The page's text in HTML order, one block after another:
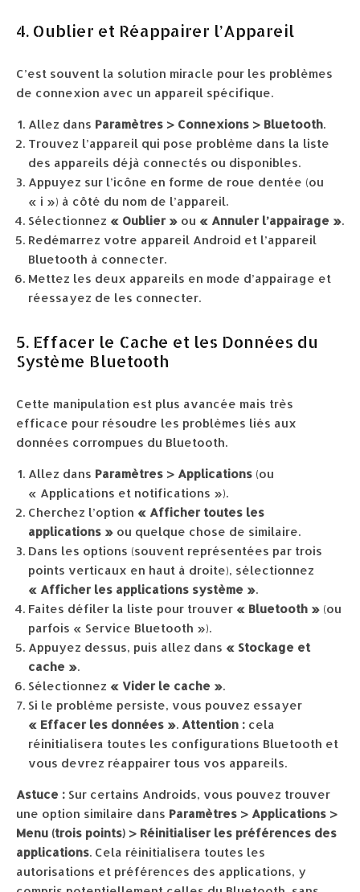
4. Oublier et Réappairer l’Appareil
C’est souvent la solution miracle pour les problèmes
de connexion avec un appareil spécifique.
Allez dans Paramètres > Connexions > Bluetooth.
Trouvez l’appareil qui pose problème dans la liste
des appareils déjà connectés ou disponibles.
Appuyez sur l’icône en forme de roue dentée (ou
« i ») à côté du nom de l’appareil.
Sélectionnez « Oublier » ou « Annuler l’appairage ».
Redémarrez votre appareil Android et l’appareil
Bluetooth à connecter.
Mettez les deux appareils en mode d’appairage et
réessayez de les connecter.
5. Effacer le Cache et les Données du
Système Bluetooth
Cette manipulation est plus avancée mais très
efficace pour résoudre les problèmes liés aux
données corrompues du Bluetooth.
Allez dans Paramètres > Applications (ou
« Applications et notifications »).
Cherchez l’option « Afficher toutes les
applications » ou quelque chose de similaire.
Dans les options (souvent représentées par trois
points verticaux en haut à droite), sélectionnez
« Afficher les applications système ».
Faites défiler la liste pour trouver « Bluetooth » (ou
parfois « Service Bluetooth »).
Appuyez dessus, puis allez dans « Stockage et
cache ».
Sélectionnez « Vider le cache ».
Si le problème persiste, vous pouvez essayer
« Effacer les données ». Attention : cela
réinitialisera toutes les configurations Bluetooth et
vous devrez réappairer tous vos appareils.
Astuce : Sur certains Androids, vous pouvez trouver
une option similaire dans Paramètres > Applications >
Menu (trois points) > Réinitialiser les préférences des
applications. Cela réinitialisera toutes les
autorisations et préférences des applications, y